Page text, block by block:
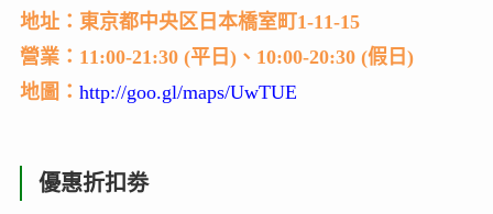
地址：東京都中央区日本橋室町1-11-15
營業：11:00-21:30 (平日)、10:00-20:30 (假日)
地圖： http://goo.gl/maps/UwTUE
優惠折扣劵